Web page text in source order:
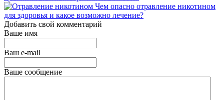
Чем опасно отравление никотином
для здоровья и какое возможно лечение?
Добавить свой комментарий
Ваше имя
Ваш e-mail
Ваше сообщение